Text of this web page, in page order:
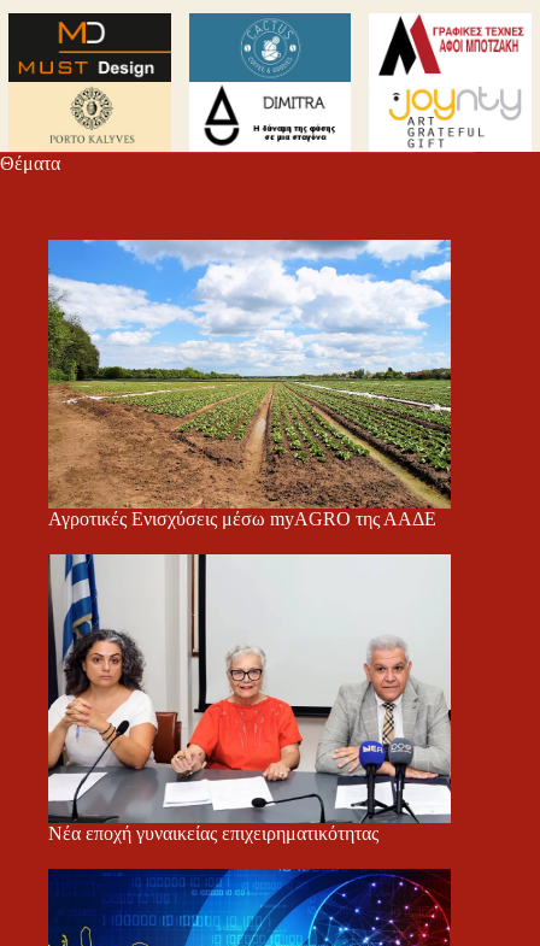
Θέματα
Αγροτικές Ενισχύσεις μέσω myAGRO της ΑΑΔΕ
Νέα εποχή γυναικείας επιχειρηματικότητας